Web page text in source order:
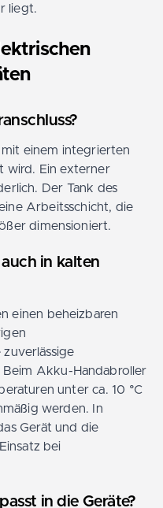
liegt.
einem integrierten
wird. Ein externer
Der Tank des
Arbeitsschicht, die
dimensioniert.
in kalten
einen beheizbaren
Akku-Handabroller
unter ca. 10 °C
werden. In
Gerät und die
bei
in die Geräte?